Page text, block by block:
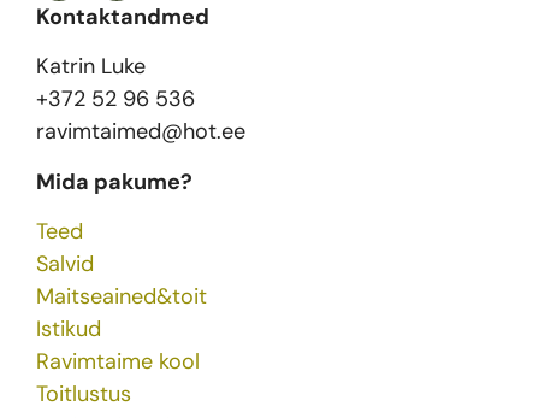
Kontaktandmed
Katrin Luke
+372 52 96 536
ravimtaimed@hot.ee
Mida pakume?
Teed
Salvid
Maitseained&toit
Istikud
Ravimtaime kool
Toitlustus